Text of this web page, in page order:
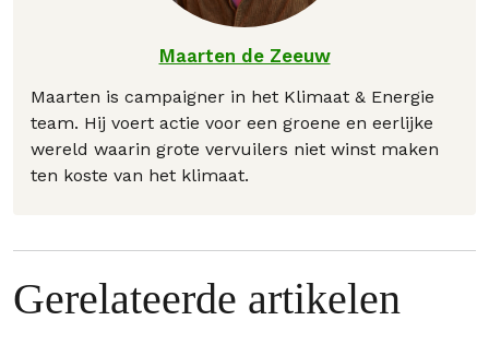
Maarten de Zeeuw
Maarten is campaigner in het Klimaat & Energie
team. Hij voert actie voor een groene en eerlijke
wereld waarin grote vervuilers niet winst maken
ten koste van het klimaat.
Gerelateerde artikelen